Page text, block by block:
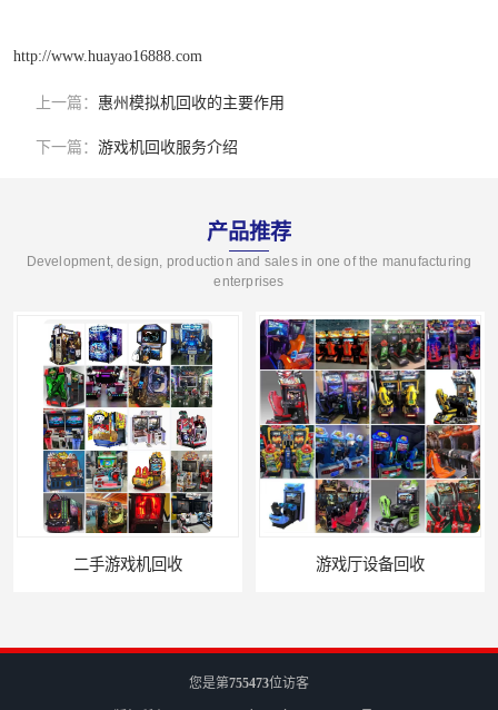
http://www.huayao16888.com
上一篇： 惠州模拟机回收的主要作用
下一篇： 游戏机回收服务介绍
产品推荐
Development, design, production and sales in one of the manufacturing
enterprises
游戏厅设备回收 电玩城设备回收
您是第755473位访客